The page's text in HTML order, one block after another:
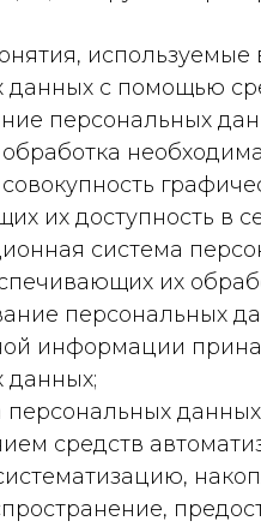
используемые
данных с помощью
персональных
совокупность
их доступность в
система
их
персональных
информации
данных;
персональных
средств